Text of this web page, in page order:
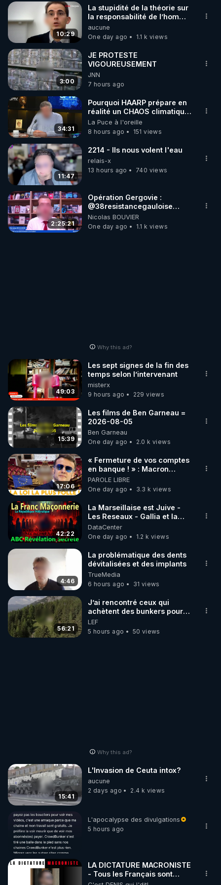
▶ 30 jours gratuit sur l’application de méditation et
de bien-être ENVOL :
Rendez-vous sur https://www.envol.app/code
le code : REGENERE
10:29
La stupidité de la théorie sur
la responsabilité de l’homme
concernant le dioxyde de
carbone.
aucune
One day ago
1.1 k views
3:00
JE PROTESTE
VIGOUREUSEMENT
JNN
7 hours ago
34:31
Pourquoi HAARP prépare en
réalité un CHAOS climatique,
on répond
La Puce à l'oreille
8 hours ago
151 views
11:47
2214 - Ils nous volent l'eau
relais-x
13 hours ago
740 views
2:25:21
Opération Gergovie :
‪@38resistancegauloise‬
‪@MarionSigautOfficiel‬
‪@gladysriifard5710‬ Laëtitia
Nicolas BOUVIER
One day ago
1.1 k views
Why this ad?
49:03
Les sept signes de la fin des
temps selon l’intervenant
misterx
9 hours ago
229 views
15:39
Les films de Ben Garneau =
2026-08-05
Ben Garneau
One day ago
2.0 k views
17:06
« Fermeture de vos comptes
en banque ! » : Macron
impose une loi folle !
PAROLE LIBRE
One day ago
3.3 k views
42:22
La Marseillaise est Juive -
Les Reseaux - Gallia et la
France - Symbolisme
DataCenter
One day ago
1.2 k views
4:46
La problématique des dents
dévitalisées et des implants
TrueMedia
6 hours ago
31 views
56:21
J’ai rencontré ceux qui
achètent des bunkers pour
survivre à la fin du monde
LEF
5 hours ago
50 views
Why this ad?
15:41
L'Invasion de Ceuta intox?
aucune
2 days ago
2.4 k views
L'apocalypse des divulgations
5 hours ago
LA DICTATURE MACRONISTE
- Tous les Français sont
désormais menacés !